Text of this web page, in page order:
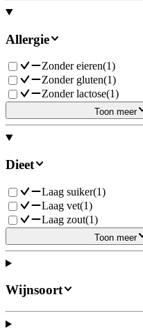
Allergie
Zonder eieren(1)
Zonder gluten(1)
Zonder lactose(1)
Toon meer
Dieet
Laag suiker(1)
Laag vet(1)
Laag zout(1)
Toon meer
Wijnsoort